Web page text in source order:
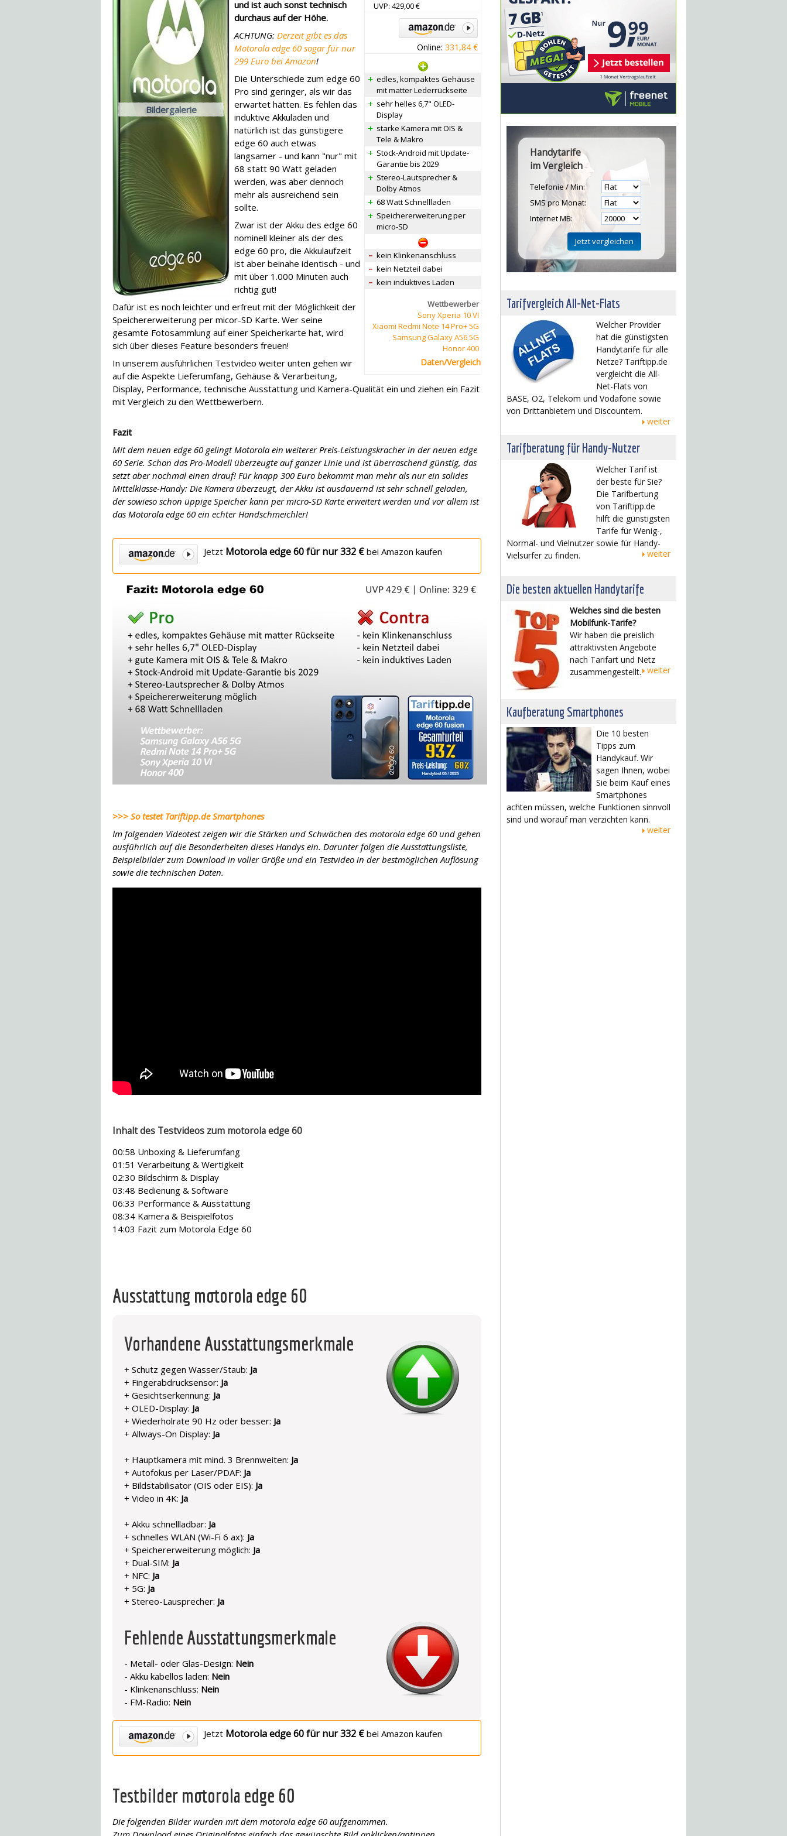
UVP: 429,00 €
Online: 331,84 €
edles, kompaktes Gehäuse
mit matter Lederrückseite
sehr helles 6,7" OLED-
Display
starke Kamera mit OIS &
Tele & Makro
Stock-Android mit Update-
Garantie bis 2029
Stereo-Lautsprecher &
Dolby Atmos
68 Watt Schnellladen
Speichererweiterung per
micro-SD
kein Klinkenanschluss
kein Netzteil dabei
kein induktives Laden
Wettbewerber
Sony Xperia 10 VI
Xiaomi Redmi Note 14 Pro+ 5G
Samsung Galaxy A56 5G
Honor 400
Daten/Vergleich
Bildergalerie
und ist auch sonst technisch
durchaus auf der Höhe.
ACHTUNG: Derzeit gibt es das
Motorola edge 60 sogar für nur
299 Euro bei Amazon!
Die Unterschiede zum edge 60
Pro sind geringer, als wir das
erwartet hätten. Es fehlen das
induktive Akkuladen und
natürlich ist das günstigere
edge 60 auch etwas
langsamer - und kann "nur" mit
68 statt 90 Watt geladen
werden, was aber dennoch
mehr als ausreichend sein
sollte.
Zwar ist der Akku des edge 60
nominell kleiner als der des
edge 60 pro, die Akkulaufzeit
ist aber beinahe identisch - und
mit über 1.000 Minuten auch
richtig gut!
Dafür ist es noch leichter und erfreut mit der Möglichkeit der
Speichererweiterung per micor-SD Karte. Wer seine
gesamte Fotosammlung auf einer Speicherkarte hat, wird
sich über dieses Feature besonders freuen!
In unserem ausführlichen Testvideo weiter unten gehen wir
auf die Aspekte Lieferumfang, Gehäuse & Verarbeitung,
Display, Performance, technische Ausstattung und Kamera-Qualität ein und ziehen ein Fazit
mit Vergleich zu den Wettbewerbern.
Fazit
Mit dem neuen edge 60 gelingt Motorola ein weiterer Preis-Leistungskracher in der neuen edge
60 Serie. Schon das Pro-Modell überzeugte auf ganzer Linie und ist überraschend günstig, das
setzt aber nochmal einen drauf! Für knapp 300 Euro bekommt man mehr als nur ein solides
Mittelklasse-Handy: Die Kamera überzeugt, der Akku ist ausdauernd ist sehr schnell geladen,
der sowieso schon üppige Speicher kann per micro-SD Karte erweitert werden und vor allem ist
das Motorola edge 60 ein echter Handschmeichler!
Jetzt Motorola edge 60 für nur 332 € bei Amazon kaufen
>>> So testet Tariftipp.de Smartphones
Im folgenden Videotest zeigen wir die Stärken und Schwächen des motorola edge 60 und gehen
ausführlich auf die Besonderheiten dieses Handys ein. Darunter folgen die Ausstattungsliste,
Beispielbilder zum Download in voller Größe und ein Testvideo in der bestmöglichen Auflösung
sowie die technischen Daten.
Inhalt des Testvideos zum motorola edge 60
00:58 Unboxing & Lieferumfang
01:51 Verarbeitung & Wertigkeit
02:30 Bildschirm & Display
03:48 Bedienung & Software
06:33 Performance & Ausstattung
08:34 Kamera & Beispielfotos
14:03 Fazit zum Motorola Edge 60
Ausstattung motorola edge 60
Vorhandene Ausstattungsmerkmale
+ Schutz gegen Wasser/Staub: Ja
+ Fingerabdrucksensor: Ja
+ Gesichtserkennung: Ja
+ OLED-Display: Ja
+ Wiederholrate 90 Hz oder besser: Ja
+ Allways-On Display: Ja
+ Hauptkamera mit mind. 3 Brennweiten: Ja
+ Autofokus per Laser/PDAF: Ja
+ Bildstabilisator (OIS oder EIS): Ja
+ Video in 4K: Ja
+ Akku schnellladbar: Ja
+ schnelles WLAN (Wi-Fi 6 ax): Ja
+ Speichererweiterung möglich: Ja
+ Dual-SIM: Ja
+ NFC: Ja
+ 5G: Ja
+ Stereo-Lausprecher: Ja
Fehlende Ausstattungsmerkmale
- Metall- oder Glas-Design: Nein
- Akku kabellos laden: Nein
- Klinkenanschluss: Nein
- FM-Radio: Nein
Jetzt Motorola edge 60 für nur 332 € bei Amazon kaufen
Testbilder motorola edge 60
Die folgenden Bilder wurden mit dem motorola edge 60 aufgenommen.
Handytarife
im Vergleich
Telefonie / Min:
SMS pro Monat:
Internet MB:
Tarifvergleich All-Net-Flats
Welcher Provider
hat die günstigsten
Handytarife für alle
Netze? Tariftipp.de
vergleicht die All-
Net-Flats von
BASE, O2, Telekom und Vodafone sowie
von Drittanbietern und Discountern.
weiter
Tarifberatung für Handy-Nutzer
Welcher Tarif ist
der beste für Sie?
Die Tarifbertung
von Tariftipp.de
hilft die günstigsten
Tarife für Wenig-,
Normal- und Vielnutzer sowie für Handy-
Vielsurfer zu finden.
weiter
Die besten aktuellen Handytarife
Welches sind die besten
Mobilfunk-Tarife?
Wir haben die preislich
attraktivsten Angebote
nach Tarifart und Netz
zusammengestellt. weiter
Kaufberatung Smartphones
Die 10 besten
Tipps zum
Handykauf. Wir
sagen Ihnen, wobei
Sie beim Kauf eines
Smartphones
achten müssen, welche Funktionen sinnvoll
sind und worauf man verzichten kann.
weiter